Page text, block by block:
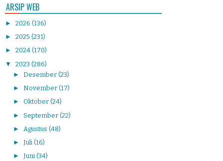
ARSIP WEB
► 2026 (136)
► 2025 (231)
► 2024 (170)
▼ 2023 (286)
► Desember (23)
► November (17)
► Oktober (24)
► September (22)
► Agustus (48)
► Juli (16)
► Juni (34)